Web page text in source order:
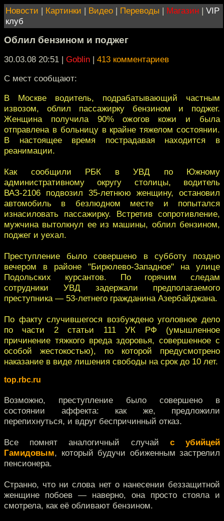
Новости | Картинки | Видео | Переводы | Магазин | VIP
клуб
Облил бензином и поджег
30.03.08 20:51 | Goblin | 413 комментариев
С мест сообщают:
В Москве водитель, подрабатывающий частным
извозом, облил пассажирку бензином и поджег.
Женщина получила 90% ожогов кожи и была
отправлена в больницу в крайне тяжелом состоянии.
В настоящее время пострадавая находится в
реанимации.
Как сообщили РБК в УВД по Южному
административному округу столицы, водитель
ВАЗ-2106 подвозил 35-летнюю женщину, остановил
автомобиль в безлюдном месте и попытался
изнасиловать пассажирку. Встретив сопротивление,
мужчина вытолкнул ее из машины, облил бензином,
поджег и уехал.
Преступление было совершено в субботу поздно
вечером в районе "Бирюлево-Западное" на улице
Подольских курсантов. По горячим следам
сотрудники УВД задержали предполагаемого
преступника — 53-летнего гражданина Азербайджана.
По факту случившегося возбуждено уголовное дело
по части 2 статьи 111 УК РФ (умышленное
причинение тяжкого вреда здоровья, совершенное с
особой жестокостью), по которой предусмотрено
наказание в виде лишения свободы на срок до 10 лет.
top.rbc.ru
Возможно, преступление было совершено в
состоянии аффекта: как же, предложили
перепихнуться, и вдруг беспричинный отказ.
Все помнят аналогичный случай с убийцей
Гамидовым, который будучи обиженным застрелил
пенсионера.
Странно, что ни слова нет о нанесении беззащитной
женщине побоев — наверно, она просто стояла и
смотрела, как её обливают бензином.